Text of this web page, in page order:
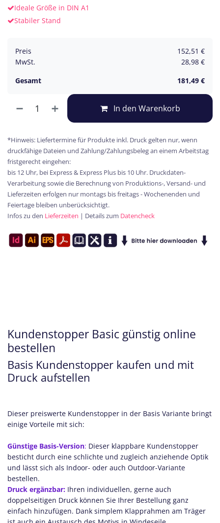
Ideale Größe in DIN A1
Stabiler Stand
Preis 152,51 €
MwSt.
28,98 €
Gesamt
181,49 €
In den Warenkorb
*Hinweis: Liefertermine für Produkte inkl. Druck gelten nur, wenn
druckfähige Dateien und Zahlung/Zahlungsbeleg an einem Arbeitstag
fristgerecht eingehen:
bis 12 Uhr, bei Express & Express Plus bis 10 Uhr. Druckdaten-
Verarbeitung sowie die Berechnung von Produktions-, Versand- und
Lieferzeiten erfolgen nur montags bis freitags - Wochenenden und
Feiertage bleiben unberücksichtigt.
Infos zu den Lieferzeiten | Details zum Datencheck
Kundenstopper Basic günstig online
bestellen
Basis Kundenstopper kaufen und mit
Druck aufstellen
Dieser preiswerte Kundenstopper in der Basis Variante bringt
einige Vorteile mit sich:
Günstige Basis-Version: Dieser klappbare Kundenstopper
besticht durch eine schlichte und zugleich anziehende Optik
und lässt sich als Indoor- oder auch Outdoor-Variante
bestellen.
Druck ergänzbar: Ihren individuellen, gerne auch
doppelseitigen Druck können Sie Ihrer Bestellung ganz
einfach hinzufügen. Dank simplem Klapprahmen am Träger